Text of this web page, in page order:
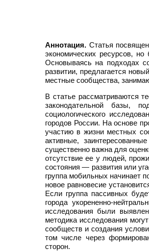
Аннотация. Статья
экономических ресурсов,
Основываясь на подходах
развитии, предлагается
местные сообщества,
В статье рассматриваются
законодательной базы,
социологического
городов России. На основе
участию в жизни местных
активные,
существенно важна для
отсутствие ее у людей,
состояния — развития или
группа мобильных начинает
новое равновесие
Если группа пассивных
города укорененно-
исследования были
методика исследования
сообществ и создания
том числе через
сторон.